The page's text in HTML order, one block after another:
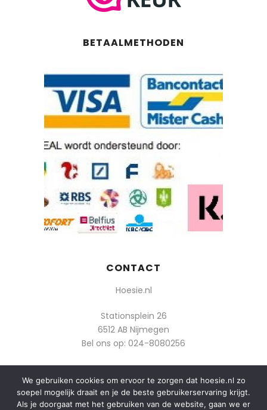
BETAALMETHODEN
CONTACT
Hoesie.nl
Stationsplein 26
6512 AB Nijmegen
Bel ons op: 024-8080256
Of mail: info@hoesie.nl
We gebruiken cookies om ervoor te zorgen dat hoesie.nl zo
soepel mogelijk draait en je de beste gebruikerservaring krijgt.
Als je doorgaat met het gebruiken van de website, gaan we er